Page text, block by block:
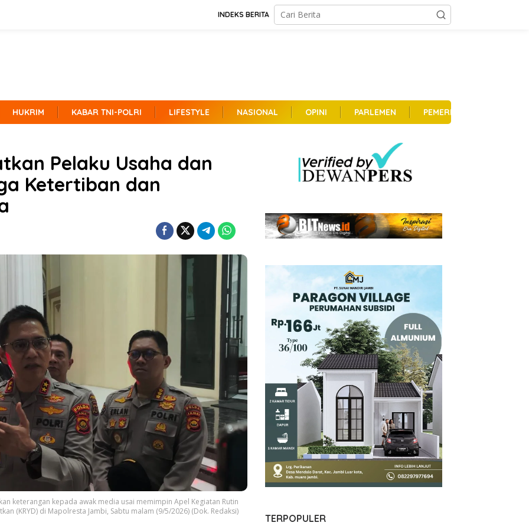
INDEKS BERITA
HUKRIM KABAR TNI-POLRI LIFESTYLE NASIONAL OPINI PARLEMEN PEMERINTAHAN
Pelaku Usaha dan
Ketertiban dan
keterangan kepada awak media usai memimpin Apel Kegiatan Rutin
(KRYD) di Mapolresta Jambi, Sabtu malam (9/5/2026) (Dok. Redaksi)
TERPOPULER